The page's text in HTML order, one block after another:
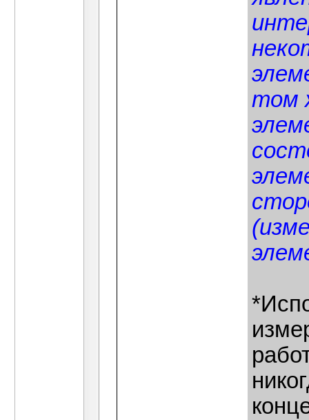
том